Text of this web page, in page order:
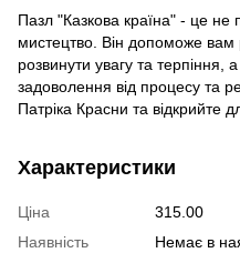
Пазл "Казкова країна" - це
мистецтво. Він допоможе вам
розвинути увагу та терпіння,
задоволення від процесу та
Патріка Красни та відкрийте
Характеристики
Ціна
315.00
Наявність
Немає в